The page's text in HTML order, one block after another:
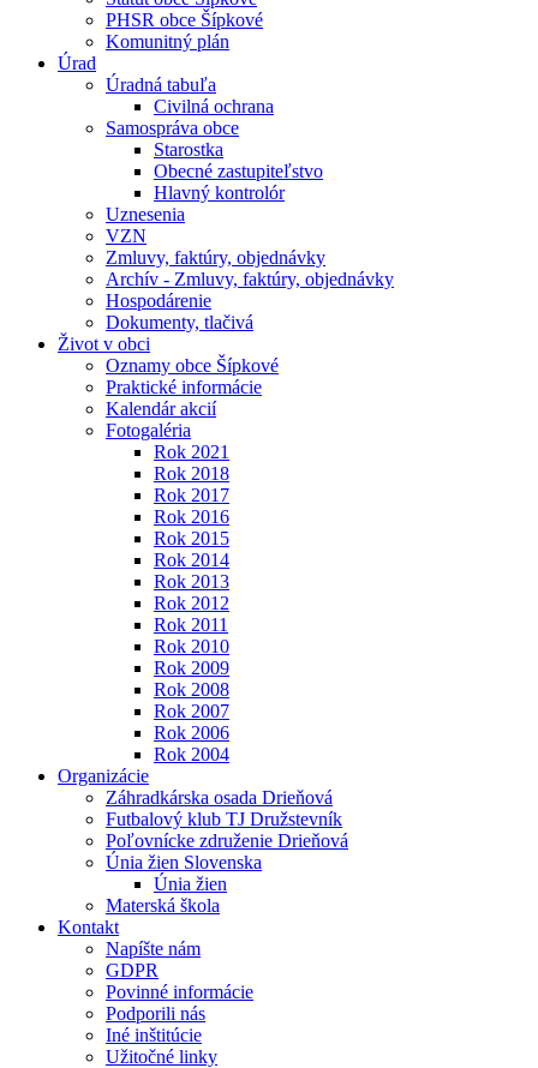
PHSR obce Šípkové
Komunitný plán
Úrad
Úradná tabuľa
Civilná ochrana
Samospráva obce
Starostka
Obecné zastupiteľstvo
Hlavný kontrolór
Uznesenia
VZN
Zmluvy, faktúry, objednávky
Archív - Zmluvy, faktúry, objednávky
Hospodárenie
Dokumenty, tlačivá
Život v obci
Oznamy obce Šípkové
Praktické informácie
Kalendár akcií
Fotogaléria
Rok 2021
Rok 2018
Rok 2017
Rok 2016
Rok 2015
Rok 2014
Rok 2013
Rok 2012
Rok 2011
Rok 2010
Rok 2009
Rok 2008
Rok 2007
Rok 2006
Rok 2004
Organizácie
Záhradkárska osada Drieňová
Futbalový klub TJ Družstevník
Poľovnícke združenie Drieňová
Únia žien Slovenska
Únia žien
Materská škola
Kontakt
Napíšte nám
GDPR
Povinné informácie
Podporili nás
Iné inštitúcie
Užitočné linky